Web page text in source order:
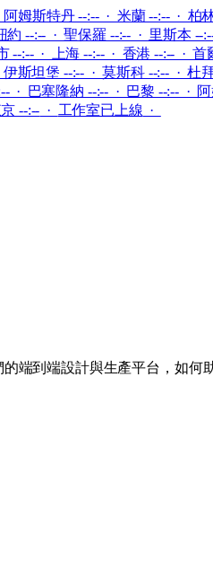
姆斯特丹 --:-- · 米蘭 --:-- ·
約 --:-- · 聖保羅 --:-- · 里斯本 --
--:-- · 上海 --:-- · 香港 --:-- · 首
斯坦堡 --:-- · 莫斯科 --:-- ·
· 巴塞隆納 --:-- · 巴黎 --:-- ·
--:-- · 工作室已上線 ·
到端設計與生產平台，如何